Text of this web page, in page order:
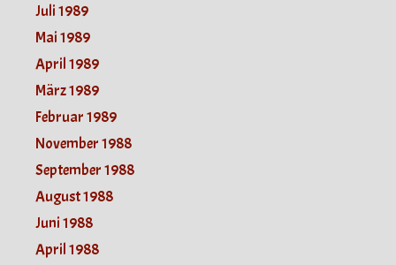
Juli 1989
Mai 1989
April 1989
März 1989
Februar 1989
November 1988
September 1988
August 1988
Juni 1988
April 1988